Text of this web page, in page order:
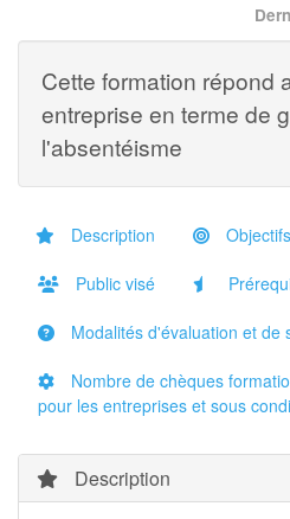
Cette formation répond
entreprise en terme de
l'absentéisme
Description
Public visé
Modalités d'évaluation et de
Nombre de chèques
pour les entreprises et sous
Description